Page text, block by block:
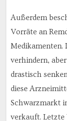
Außerdem
Vorräte an
Medikamenten.
verhindern,
drastisch
diese
Schwarzmarkt
verkauft.